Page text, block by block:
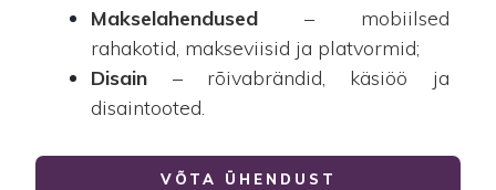
Makselahendused – mobiilsed
rahakotid, makseviisid ja platvormid;
Disain – rõivabrändid, käsiöö ja
disaintooted.
VÕTA ÜHENDUST